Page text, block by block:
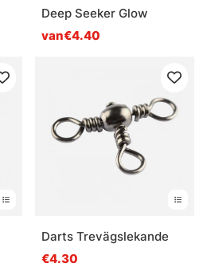
Deep Seeker Glow
van€4.40
Darts Trevägslekande
€4.30